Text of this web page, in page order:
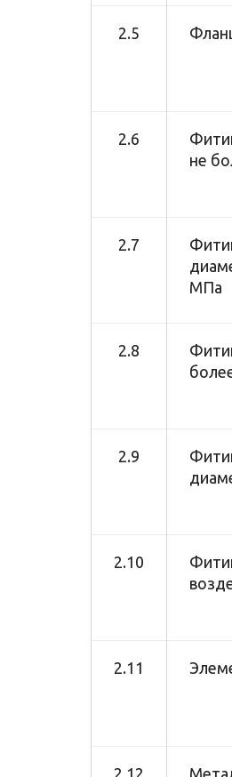
2.5
2.6
не
2.7
МПа
2.8
2.9
2.10
2.11
2.12